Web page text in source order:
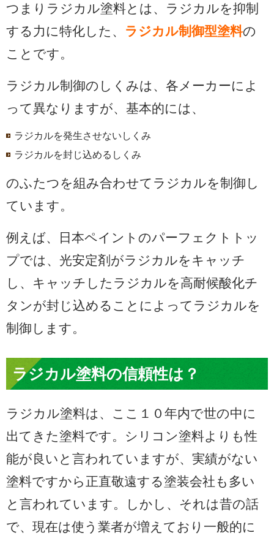
つまりラジカル塗料とは、ラジカルを抑制
する力に特化した、 ラジカル制御型塗料の
ことです。
ラジカル制御のしくみは、各メーカーによ
って異なりますが、基本的には、
ラジカルを発生させないしくみ
ラジカルを封じ込めるしくみ
のふたつを組み合わせてラジカルを制御し
ています。
例えば、日本ペイントのパーフェクトトッ
プでは、光安定剤がラジカルをキャッチ
し、キャッチしたラジカルを高耐候酸化チ
タンが封じ込めることによってラジカルを
制御します。
ラジカル塗料の信頼性は？
ラジカル塗料は、ここ１０年内で世の中に
出てきた塗料です。シリコン塗料よりも性
能が良いと言われていますが、実績がない
塗料ですから正直敬遠する塗装会社も多い
と言われています。しかし、それは昔の話
で、現在は使う業者が増えており一般的に